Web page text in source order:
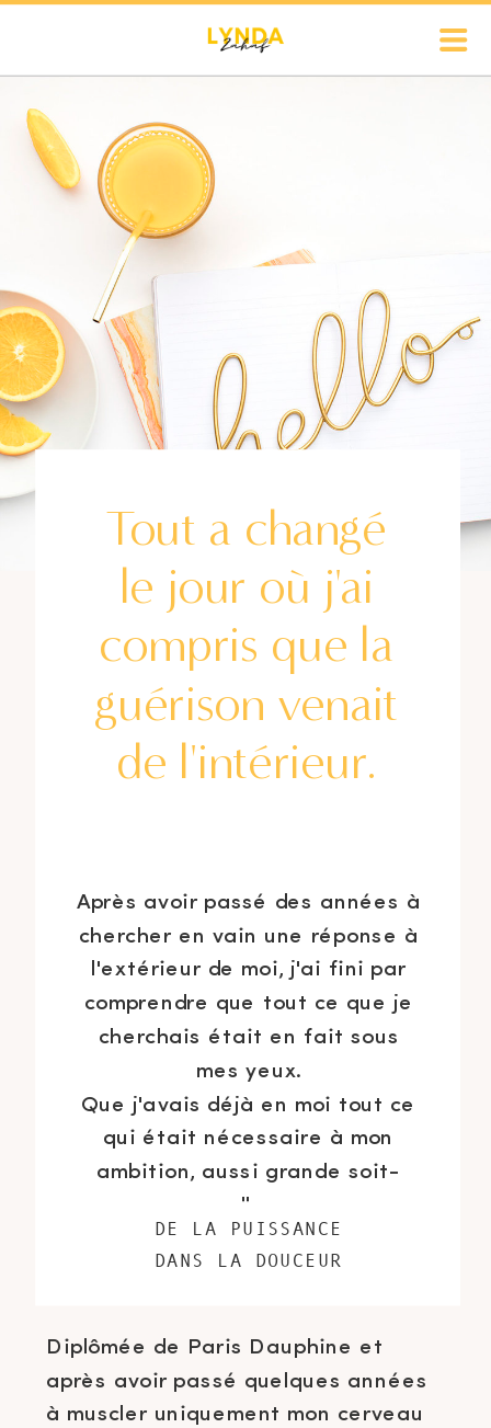
Tout a changé
le jour où j'ai
compris que la
guérison venait
de l'intérieur.
Après avoir passé des années à
chercher en vain une réponse à
l'extérieur de moi, j'ai fini par
comprendre que tout ce que je
cherchais était en fait sous
mes yeux.
Que j'avais déjà en moi tout ce
qui était nécessaire à mon
ambition, aussi grande soit-
elle.
DE LA PUISSANCE
DANS LA DOUCEUR
Diplômée de Paris Dauphine et
après avoir passé quelques années
à muscler uniquement mon cerveau